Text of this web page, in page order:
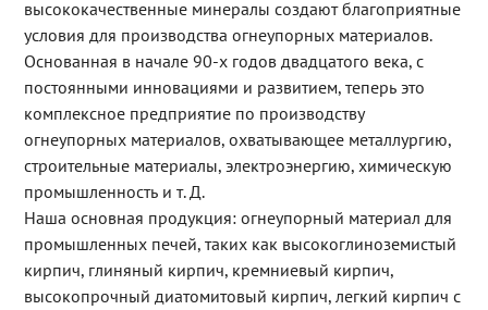
высококачественные минералы создают благоприятные
условия для производства огнеупорных материалов.
Основанная в начале 90-х годов двадцатого века, с
постоянными инновациями и развитием, теперь это
комплексное предприятие по производству
огнеупорных материалов, охватывающее металлургию,
строительные материалы, электроэнергию, химическую
промышленность и т. Д.
Наша основная продукция: огнеупорный материал для
промышленных печей, таких как высокоглиноземистый
кирпич, глиняный кирпич, кремниевый кирпич,
высокопрочный диатомитовый кирпич, легкий кирпич с